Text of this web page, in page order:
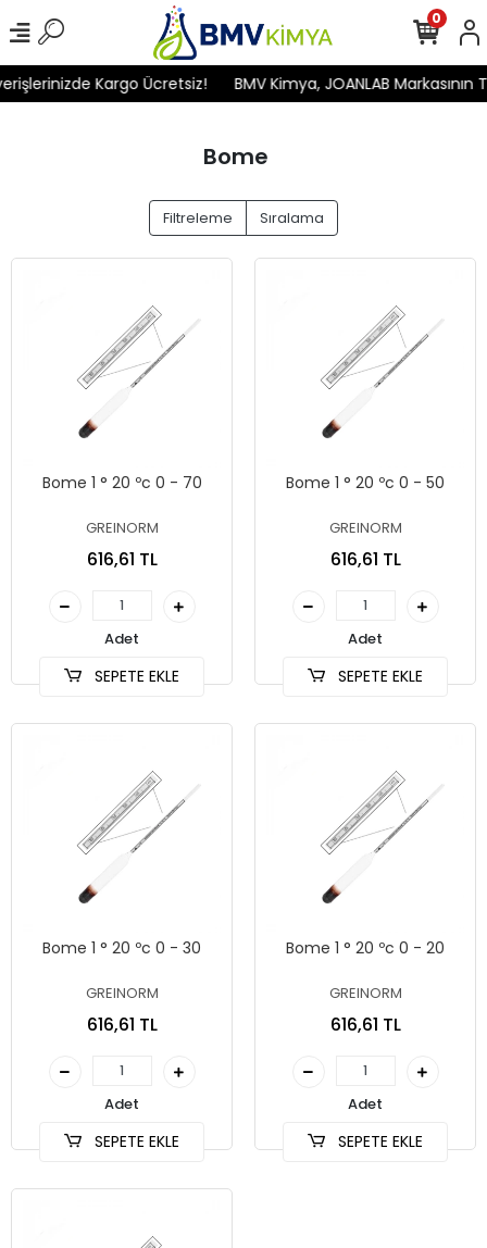
Kargo Ücretsiz! BMV Kimya, JOANLAB
0
Bome
Filtreleme Sıralama
Bome 1 ° 20 ºc 0 - 70
GREINORM
616,61 TL
Adet
SEPETE EKLE
Bome 1 ° 20 ºc 0 - 50
GREINORM
616,61 TL
Adet
SEPETE EKLE
Bome 1 ° 20 ºc 0 - 30
GREINORM
616,61 TL
Adet
SEPETE EKLE
Bome 1 ° 20 ºc 0 - 20
GREINORM
616,61 TL
Adet
SEPETE EKLE